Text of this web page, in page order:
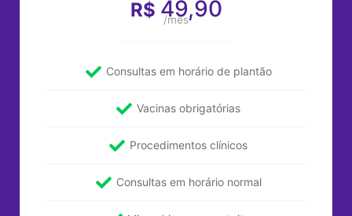
R$ 49,90
/mês
Consultas em horário de plantão
Vacinas obrigatórias
Procedimentos clínicos
Consultas em horário normal